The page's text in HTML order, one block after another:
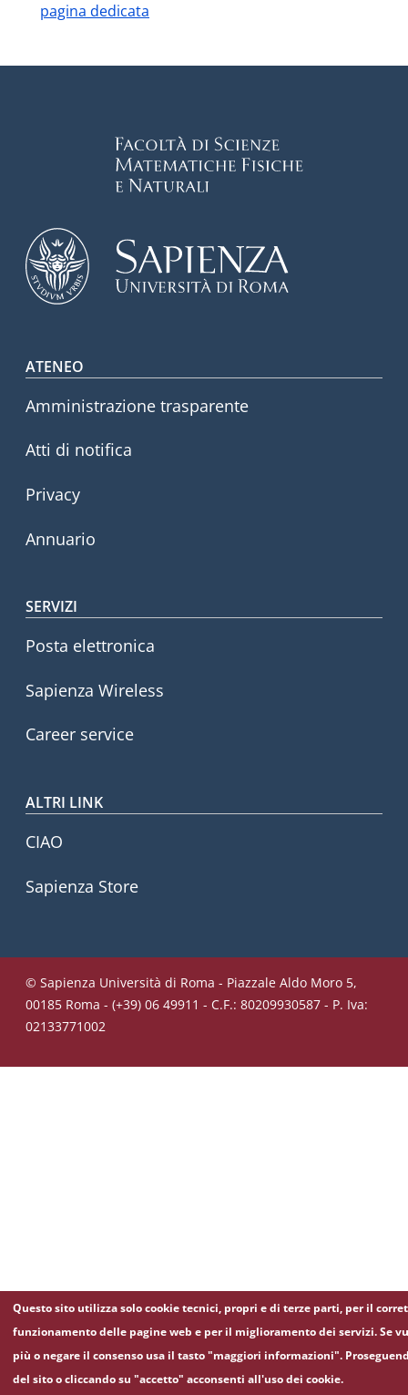
pagina dedicata
Footer menu
ATENEO
Amministrazione trasparente
Atti di notifica
Privacy
Annuario
SERVIZI
Posta elettronica
Sapienza Wireless
Career service
ALTRI LINK
CIAO
Sapienza Store
© Sapienza Università di Roma - Piazzale Aldo Moro 5,
00185 Roma - (+39) 06 49911 - C.F.: 80209930587 - P. Iva:
02133771002
Questo sito utilizza solo cookie tecnici, propri e di terze parti, per il
funzionamento delle pagine web e per il miglioramento dei servizi. Se
più o negare il consenso usa il tasto "maggiori informazioni".
del sito o cliccando su "accetto" acconsenti all'uso dei cookie.